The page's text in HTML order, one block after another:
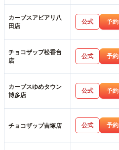
カーブスアピアリ八
田店
公式 予約
チョコザップ松香台
店
公式 予約
カーブスゆめタウン
博多店
公式 予約
チョコザップ吉塚店 公式 予約